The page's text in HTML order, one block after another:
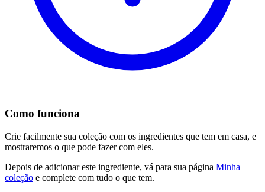
Como funciona
Crie facilmente sua coleção com os ingredientes que tem em casa, e
mostraremos o que pode fazer com eles.
Depois de adicionar este ingrediente, vá para sua página Minha
coleção e complete com tudo o que tem.